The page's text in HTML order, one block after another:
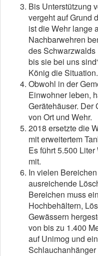
Bis Unterstützung
vergeht auf Grund
ist die Wehr lange
Nachbarwehren
des Schwarzwalds
bis sie bei uns
König die Situation.
Obwohl in der
Einwohner leben,
Gerätehäuser. Der
von Ort und Wehr.
2018 ersetzte die
mit erweitertem
Es führt 5.500
mit.
In vielen
ausreichende
Bereichen muss
Hochbehältern,
Gewässern
von bis zu 1.400
auf Unimog und